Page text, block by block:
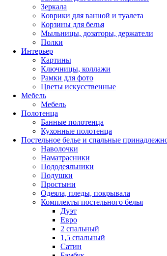
Зеркала
Коврики для ванной и туалета
Корзины для белья
Мыльницы, дозаторы, держатели
Полки
Интерьер
Картины
Ключницы, коллажи
Рамки для фото
Цветы искусственные
Мебель
Мебель
Полотенца
Банные полотенца
Кухонные полотенца
Постельное белье и спальные
Наволочки
Наматрасники
Пододеяльники
Подушки
Простыни
Одеяла, пледы, покрывала
Комплекты постельного белья
Дуэт
Евро
2 спальный
1,5 спальный
Сатин